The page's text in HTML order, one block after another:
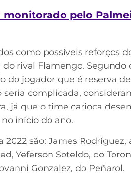
monitorado pelo
como possíveis reforços
rival Flamengo. Segundo
do jogador que é reserva
complicada,
já que o time carioca
início do ano.
são: James
Yeferson Soteldo, do
Gonzalez, do Peñarol.